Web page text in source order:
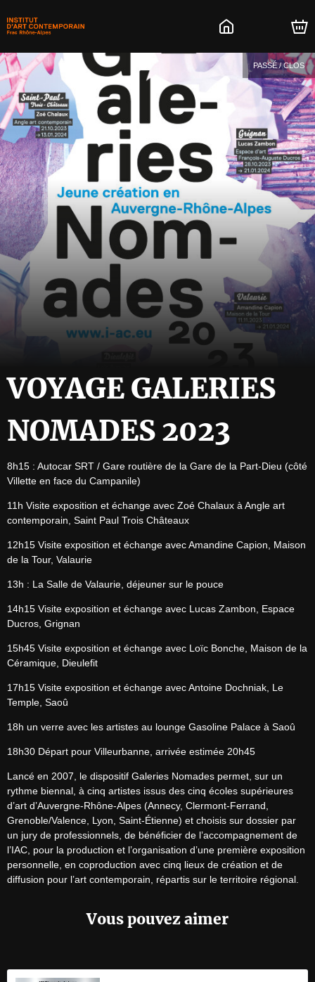
PASSÉ / CLOS
VOYAGE GALERIES
NOMADES 2023
8h15 : Autocar SRT / Gare routière de la Gare de la Part-Dieu (côté
Villette en face du Campanile)
11h Visite exposition et échange avec Zoé Chalaux à Angle art
contemporain, Saint Paul Trois Châteaux
12h15 Visite exposition et échange avec Amandine Capion, Maison
de la Tour, Valaurie
13h : La Salle de Valaurie, déjeuner sur le pouce
14h15 Visite exposition et échange avec Lucas Zambon, Espace
Ducros, Grignan
15h45 Visite exposition et échange avec Loïc Bonche, Maison de la
Céramique, Dieulefit
17h15 Visite exposition et échange avec Antoine Dochniak, Le
Temple, Saoû
18h un verre avec les artistes au lounge Gasoline Palace à Saoû
18h30 Départ pour Villeurbanne, arrivée estimée 20h45
Lancé en 2007, le dispositif Galeries Nomades permet, sur un
rythme biennal, à cinq artistes issus des cinq écoles supérieures
d’art d’Auvergne-Rhône-Alpes (Annecy, Clermont-Ferrand,
Grenoble/Valence, Lyon, Saint-Étienne) et choisis sur dossier par
un jury de professionnels, de bénéficier de l’accompagnement de
l’IAC, pour la production et l’organisation d’une première exposition
personnelle, en coproduction avec cinq lieux de création et de
diffusion pour l’art contemporain, répartis sur le territoire régional.
Vous pouvez aimer